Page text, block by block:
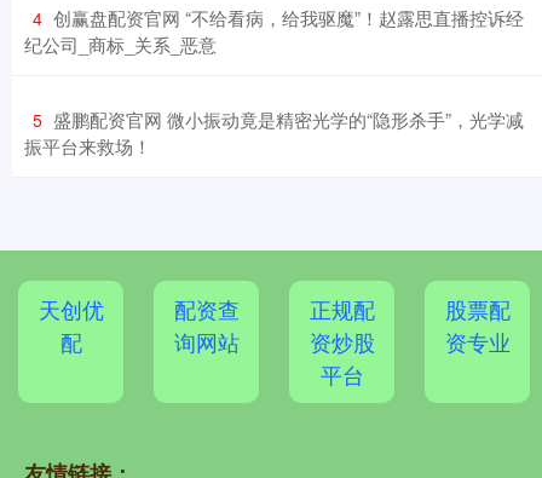
4 ​创赢盘配资官网 “不给看病，给我驱魔”！赵露思直播控诉经
纪公司_商标_关系_恶意
5 ​盛鹏配资官网 微小振动竟是精密光学的“隐形杀手”，光学减
振平台来救场！
天创优
配
配资查
询网站
正规配
资炒股
平台
股票配
资专业